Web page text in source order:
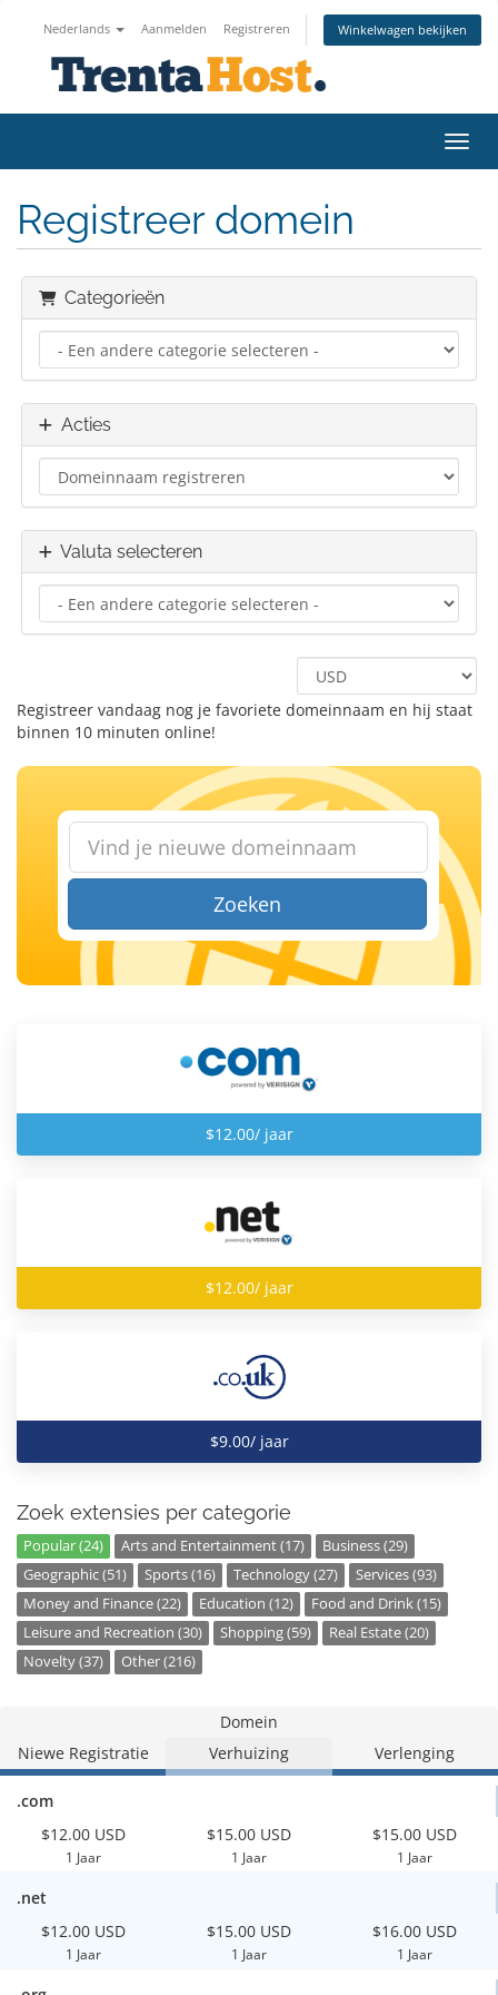
Nederlands Aanmelden Registreren Winkelwagen bekijken
Registreer domein
Categorieën
Acties
Valuta selecteren
Registreer vandaag nog je favoriete domeinnaam en hij staat
binnen 10 minuten online!
Zoeken
$12.00/ jaar
$12.00/ jaar
$9.00/ jaar
Zoek extensies per categorie
Popular (24) Arts and Entertainment (17)
Business (29)
Geographic (51)
Sports (16) Technology (27)
Services (93)
Money and Finance (22)
Education (12)
Food and Drink (15)
Leisure and Recreation (30)
Shopping (59)
Real Estate (20)
Novelty (37)
Other (216)
Domein
Niewe Registratie
Verhuizing Verlenging
.com
$12.00 USD
1 Jaar
$15.00 USD
1 Jaar
$15.00 USD
1 Jaar
.net
$12.00 USD
1 Jaar
$15.00 USD
1 Jaar
$16.00 USD
1 Jaar